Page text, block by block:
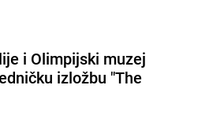
i Olimpijski muzej
izložbu "The